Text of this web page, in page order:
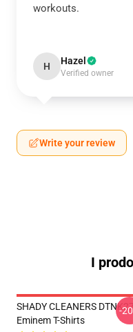
workouts.
H Hazel
Verified owner
Write your review
I
SHADY CLEANERS
Eminem T-Shirts
-